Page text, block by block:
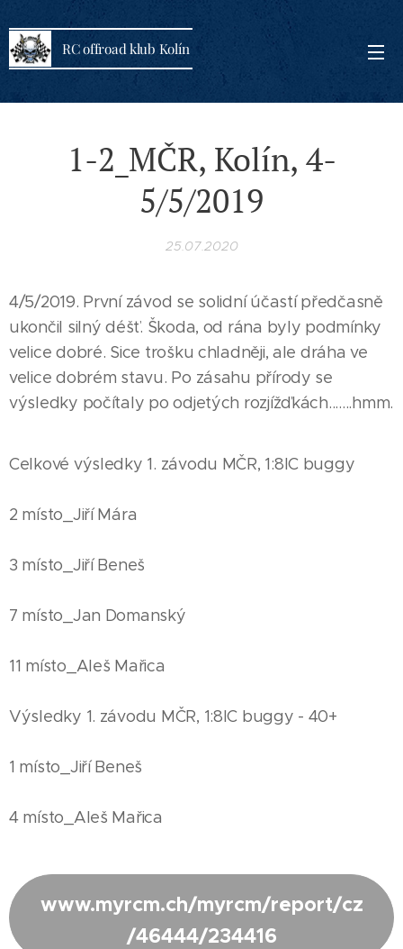
RC offroad klub Kolín
1-2_MČR, Kolín, 4-
5/5/2019
25.07.2020
4/5/2019. První závod se solidní účastí předčasně
ukončil silný déšť. Škoda, od rána byly podmínky
velice dobré. Sice trošku chladněji, ale dráha ve
velice dobrém stavu. Po zásahu přírody se
výsledky počítaly po odjetých rozjížďkách.......hmm.
Celkové výsledky 1. závodu MČR, 1:8IC buggy
2 místo_Jiří Mára
3 místo_Jiří Beneš
7 místo_Jan Domanský
11 místo_Aleš Mařica
Výsledky 1. závodu MČR, 1:8IC buggy - 40+
1 místo_Jiří Beneš
4 místo_Aleš Mařica
www.myrcm.ch/myrcm/report/cz
/46444/234416